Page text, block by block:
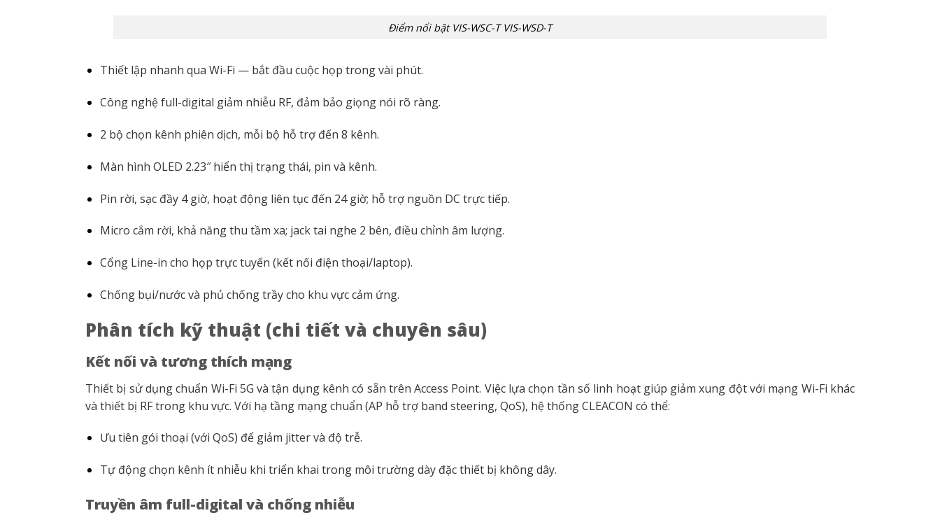
Điểm nổi bật VIS-WSC-T VIS-WSD-T
Thiết lập nhanh qua Wi-Fi — bắt đầu cuộc họp trong vài phút.
Công nghệ full-digital giảm nhiễu RF, đảm bảo giọng nói rõ ràng.
2 bộ chọn kênh phiên dịch, mỗi bộ hỗ trợ đến 8 kênh.
Màn hình OLED 2.23″ hiển thị trạng thái, pin và kênh.
Pin rời, sạc đầy 4 giờ, hoạt động liên tục đến 24 giờ; hỗ trợ nguồn DC trực tiếp.
Micro cắm rời, khả năng thu tầm xa; jack tai nghe 2 bên, điều chỉnh âm lượng.
Cổng Line-in cho họp trực tuyến (kết nối điện thoại/laptop).
Chống bụi/nước và phủ chống trầy cho khu vực cảm ứng.
Phân tích kỹ thuật (chi tiết và chuyên sâu)
Kết nối và tương thích mạng
Thiết bị sử dụng chuẩn Wi-Fi 5G và tận dụng kênh có sẵn trên Access Point. Việc lựa chọn tần số linh hoạt giúp giảm xung đột với mạng Wi-Fi khác
và thiết bị RF trong khu vực. Với hạ tầng mạng chuẩn (AP hỗ trợ band steering, QoS), hệ thống CLEACON có thể:
Ưu tiên gói thoại (với QoS) để giảm jitter và độ trễ.
Tự động chọn kênh ít nhiễu khi triển khai trong môi trường dày đặc thiết bị không dây.
Truyền âm full-digital và chống nhiễu